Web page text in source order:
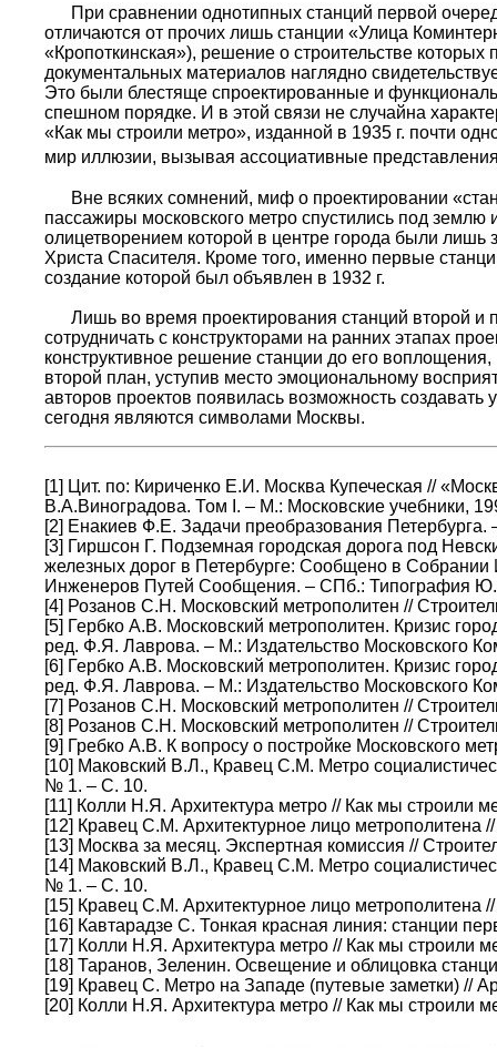
При сравнении однотипных станций первой
отличаются от прочих лишь станции «Улица
«Кропоткинская»), решение о строительстве
документальных материалов наглядно
Это были блестяще спроектированные и
спешном порядке. И в этой связи не случайна
«Как мы строили метро», изданной в 1935 г. почти
мир иллюзии, вызывая ассоциативные
Вне всяких сомнений, миф о проектировании
пассажиры московского метро спустились под
олицетворением которой в центре города были
Христа Спасителя. Кроме того, именно первые
создание которой был объявлен в 1932 г.
Лишь во время проектирования станций второй и
сотрудничать с конструкторами на ранних этапах
конструктивное решение станции до его
второй план, уступив место эмоциональному
авторов проектов появилась возможность
сегодня являются символами Москвы.
[1] Цит. по: Кириченко Е.И. Москва Купеческая //
В.А.Виноградова. Том I. – М.: Московские учебники,
[2] Енакиев Ф.Е. Задачи преобразования
[3] Гиршсон Г. Подземная городская дорога под
железных дорог в Петербурге: Сообщено в
Инженеров Путей Сообщения. – СПб.: Типография
[4] Розанов С.Н. Московский метрополитен //
[5] Гербко А.В. Московский метрополитен. Кризис
ред. Ф.Я. Лаврова. – М.: Издательство Московского
[6] Гербко А.В. Московский метрополитен. Кризис
ред. Ф.Я. Лаврова. – М.: Издательство Московского
[7] Розанов С.Н. Московский метрополитен //
[8] Розанов С.Н. Московский метрополитен //
[9] Гребко А.В. К вопросу о постройке Московского
[10] Маковский В.Л., Кравец С.М. Метро
№ 1. – С. 10.
[11] Колли Н.Я. Архитектура метро // Как мы строили
[12] Кравец С.М. Архитектурное лицо
[13] Москва за месяц. Экспертная комиссия //
[14] Маковский В.Л., Кравец С.М. Метро
№ 1. – С. 10.
[15] Кравец С.М. Архитектурное лицо
[16] Кавтарадзе С. Тонкая красная линия: станции
[17] Колли Н.Я. Архитектура метро // Как мы строили
[18] Таранов, Зеленин. Освещение и облицовка
[19] Кравец С. Метро на Западе (путевые заметки) //
[20] Колли Н.Я. Архитектура метро // Как мы строили